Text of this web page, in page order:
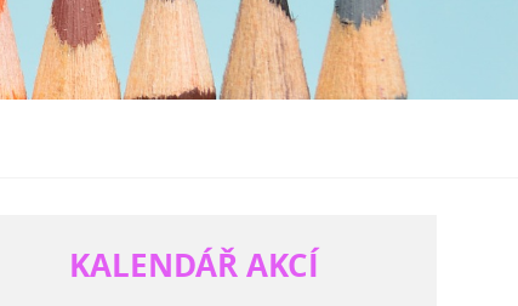
KALENDÁŘ AKCÍ